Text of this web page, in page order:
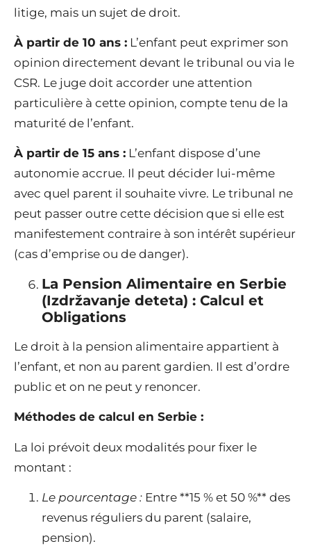
litige, mais un sujet de droit.
À partir de 10 ans : L’enfant peut exprimer son
opinion directement devant le tribunal ou via le
CSR. Le juge doit accorder une attention
particulière à cette opinion, compte tenu de la
maturité de l’enfant.
À partir de 15 ans : L’enfant dispose d’une
autonomie accrue. Il peut décider lui-même
avec quel parent il souhaite vivre. Le tribunal ne
peut passer outre cette décision que si elle est
manifestement contraire à son intérêt supérieur
(cas d’emprise ou de danger).
La Pension Alimentaire en Serbie
(Izdržavanje deteta) : Calcul et
Obligations
Le droit à la pension alimentaire appartient à
l’enfant, et non au parent gardien. Il est d’ordre
public et on ne peut y renoncer.
Méthodes de calcul en Serbie :
La loi prévoit deux modalités pour fixer le
montant :
Le pourcentage : Entre **15 % et 50 %** des
revenus réguliers du parent (salaire,
pension).